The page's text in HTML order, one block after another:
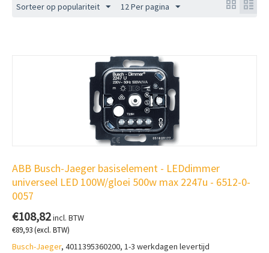
Sorteer op populariteit 12 Per pagina
ABB Busch-Jaeger basiselement - LEDdimmer
universeel LED 100W/gloei 500w max 2247u - 6512-0-
0057
€108,82incl. BTW
€89,93(excl. BTW)
Busch-Jaeger, 4011395360200, 1-3 werkdagen levertijd